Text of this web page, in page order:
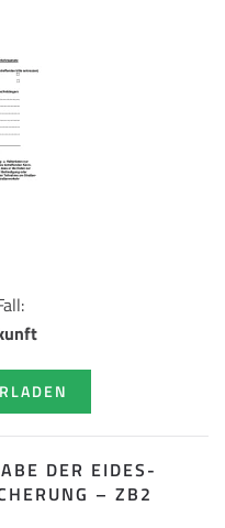
DER EIDES­
– ZB2